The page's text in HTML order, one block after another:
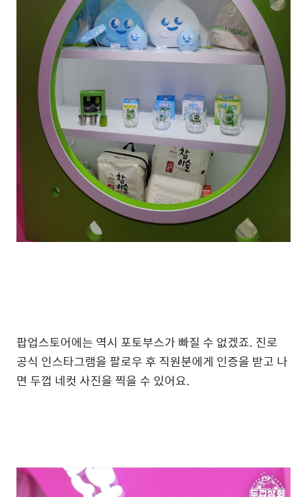
팝업스토어에는 역시 포토부스가 빠질 수 없겠죠. 진로
공식 인스타그램을 팔로우 후 직원분에게 인증을 받고 나
면 두껍 네컷 사진을 찍을 수 있어요.